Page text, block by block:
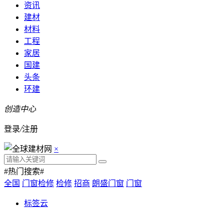
资讯
建材
材料
工程
家居
国建
头条
环建
创造中心
登录/注册
×
#热门搜索#
全国 门窗检修 检修 招商 朗盛门窗 门窗
标签云